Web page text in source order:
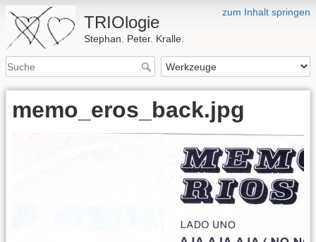
zum Inhalt springen
TRIOlogie
Stephan. Peter. Kralle.
memo_eros_back.jpg